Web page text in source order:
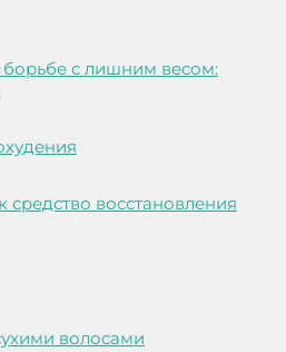
борьбе с лишним весом:
средство восстановления
волосами